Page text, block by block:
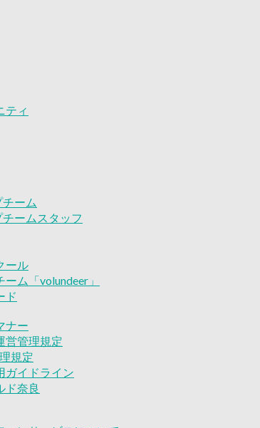
ル
ム「volundeer」
ー
管理規定
規定
イドライン
奈良
ンサービスについて
安田J3リーグ2026/27シーズン試合観戦チケット
安田Ｊ3リーグ 2026/27シーズン「鹿パス」
ナー
ミュニティ
プ
ア（実店舗）
ア
いて
ティ
ーム
ームスタッフ
ール
ム「volundeer」
ド
ナー
営管理規定
規定
ガイドライン
ド奈良